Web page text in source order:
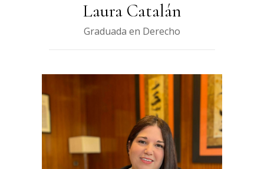
Laura Catalán
Graduada en Derecho